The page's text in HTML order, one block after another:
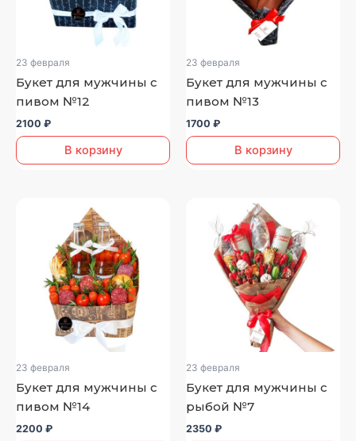
23 февраля
Букет для мужчины с
пивом №12
2100 ₽
В корзину
23 февраля
Букет для мужчины с
пивом №13
1700 ₽
В корзину
23 февраля
Букет для мужчины с
пивом №14
2200 ₽
23 февраля
Букет для мужчины с
рыбой №7
2350 ₽